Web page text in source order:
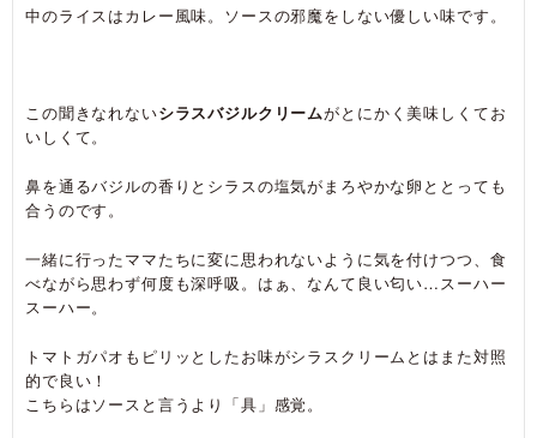
中のライスはカレー風味。ソースの邪魔をしない優しい味です。
この聞きなれないシラスバジルクリームがとにかく美味しくてお
いしくて。
鼻を通るバジルの香りとシラスの塩気がまろやかな卵ととっても
合うのです。
一緒に行ったママたちに変に思われないように気を付けつつ、食
べながら思わず何度も深呼吸。はぁ、なんて良い匂い…スーハー
スーハー。
トマトガパオもピリッとしたお味がシラスクリームとはまた対照
的で良い！
こちらはソースと言うより「具」感覚。